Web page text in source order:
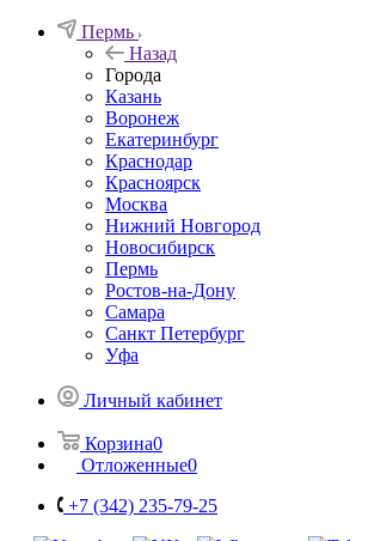
Пермь
Назад
Города
Казань
Воронеж
Екатеринбург
Краснодар
Красноярск
Москва
Нижний Новгород
Новосибирск
Пермь
Ростов-на-Дону
Самара
Санкт Петербург
Уфа
Личный кабинет
Корзина0
Отложенные0
+7 (342) 235-79-25